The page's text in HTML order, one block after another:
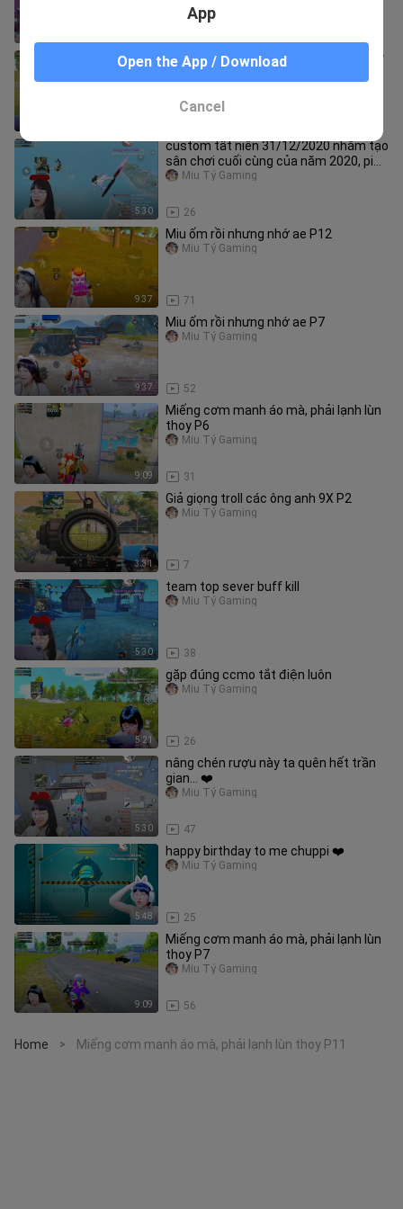
tips leo rank pubg với samsung galaxy
a73 5g có dễ như lời đồn?
5:30
custom tất niên 31/12/2020 nhằm tạo
sân chơi cuối cùng của năm 2020, pi
cùng các bạn tài trợ giả
26
Miu Tỷ Gaming
9:37
Miu ốm rồi nhưng nhớ ae P12
71
Miu Tỷ Gaming
9:37
Miu ốm rồi nhưng nhớ ae P7
52
Miu Tỷ Gaming
9:09
Miếng cơm manh áo mà, phải lạnh lùn
thoy P6
31
Miu Tỷ Gaming
3:31
Giả giọng troll các ông anh 9X P2
7
Miu Tỷ Gaming
5:30
team top sever buff kill
38
Miu Tỷ Gaming
5:21
gặp đúng ccmo tắt điện luôn
26
Miu Tỷ Gaming
5:30
nâng chén rượu này ta quên hết trần
gian... ❤️
47
Miu Tỷ Gaming
5:48
happy birthday to me chuppi ❤️
25
Miu Tỷ Gaming
9:09
Miếng cơm manh áo mà, phải lạnh lùn
thoy P7
56
Miu Tỷ Gaming
Home > Miếng cơm manh áo mà, phải lạnh lùn thoy P11
App
Open the App / Download
Cancel